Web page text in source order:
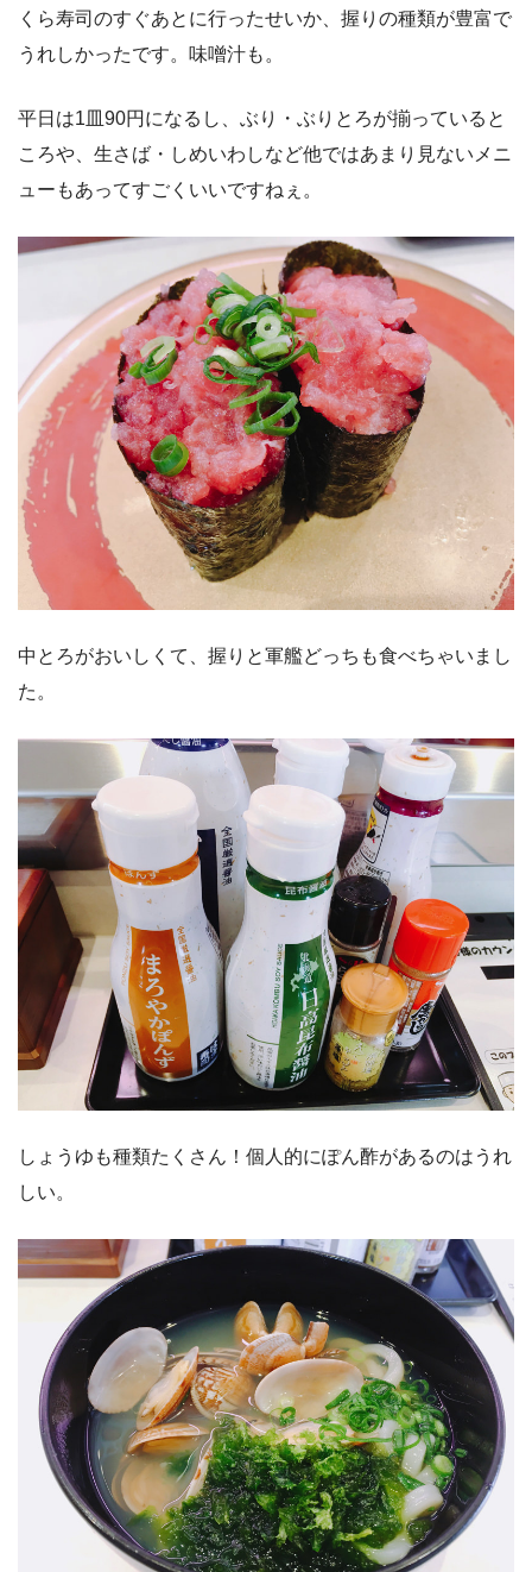
くら寿司のすぐあとに行ったせいか、握りの種類が豊富で
うれしかったです。味噌汁も。
平日は1皿90円になるし、ぶり・ぶりとろが揃っていると
ころや、生さば・しめいわしなど他ではあまり見ないメニ
ューもあってすごくいいですねぇ。
中とろがおいしくて、握りと軍艦どっちも食べちゃいまし
た。
しょうゆも種類たくさん！個人的にぽん酢があるのはうれ
しい。